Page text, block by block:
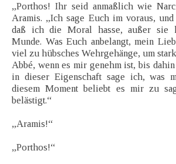
„Porthos! Ihr seid anmaßlich wie
Aramis. „Ich sage Euch im voraus,
daß ich die Moral hasse, außer sie
Munde. Was Euch anbelangt, mein
viel zu hübsches Wehrgehänge, um
Abbé, wenn es mir genehm ist, bis
in dieser Eigenschaft sage ich, was
diesem Moment beliebt es mir zu
belästigt.“
„Aramis!“
„Porthos!“